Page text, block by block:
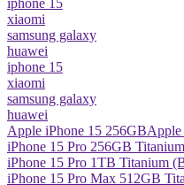
iphone 15
xiaomi
samsung galaxy
huawei
iphone 15
xiaomi
samsung galaxy
huawei
Apple iPhone 15 256GBApple
iPhone 15 Pro 256GB
iPhone 15 Pro 1TB Titanium
iPhone 15 Pro Max 512GB